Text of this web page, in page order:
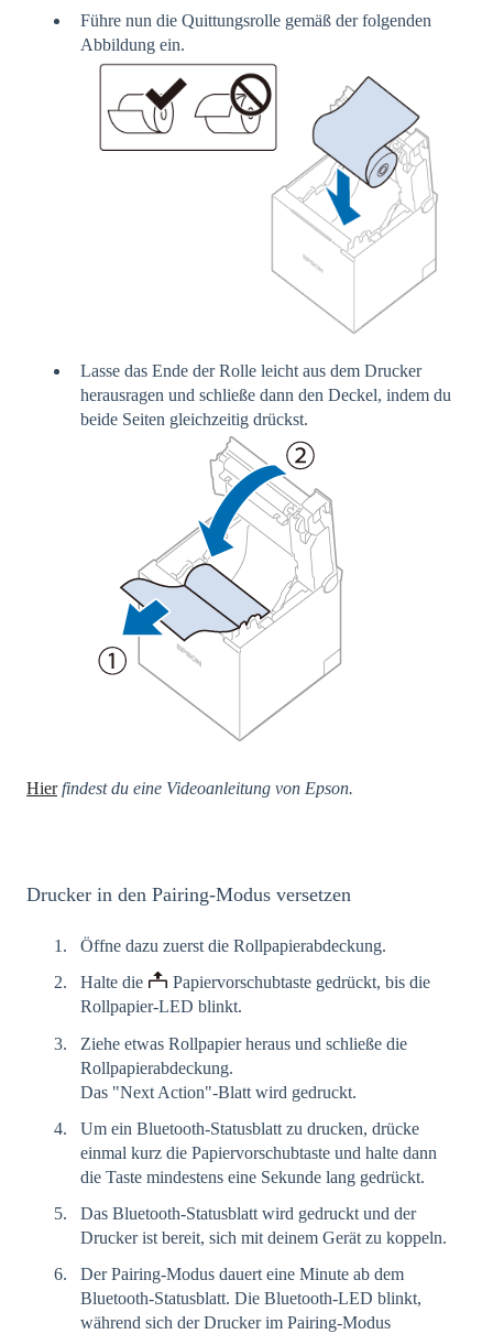
Führe nun die Quittungsrolle gemäß der folgenden
Abbildung ein.
Lasse das Ende der Rolle leicht aus dem Drucker
herausragen und schließe dann den Deckel, indem du
beide Seiten gleichzeitig drückst.
Hierfindest du eine Videoanleitung von Epson.
Drucker in den Pairing-Modus versetzen
Öffne dazu zuerst die Rollpapierabdeckung.
Halte die
Papiervorschubtaste gedrückt, bis die
Rollpapier-LED blinkt.
Ziehe etwas Rollpapier heraus und schließe die
Rollpapierabdeckung.
Das "Next Action"-Blatt wird gedruckt.
Um ein Bluetooth-Statusblatt zu drucken, drücke
einmal kurz die Papiervorschubtaste und halte dann
die Taste mindestens eine Sekunde lang gedrückt.
Das Bluetooth-Statusblatt wird gedruckt und der
Drucker ist bereit, sich mit deinem Gerät zu koppeln.
Der Pairing-Modus dauert eine Minute ab dem
Bluetooth-Statusblatt. Die Bluetooth-LED blinkt,
während sich der Drucker im Pairing-Modus